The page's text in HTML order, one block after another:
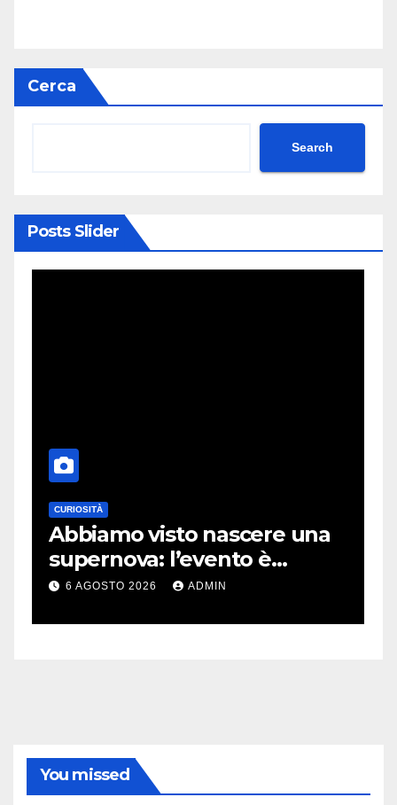
Cerca
Search
Posts Slider
CURIOSITÀ
Abbiamo visto nascere una
supernova: l’evento è
rarissimo
6 AGOSTO 2026 ADMIN
You missed